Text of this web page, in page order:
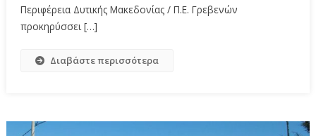
Περιφέρεια Δυτικής Μακεδονίας / Π.Ε. Γρεβενών
προκηρύσσει […]
Διαβάστε περισσότερα